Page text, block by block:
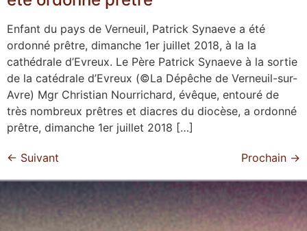
Enfant du pays de Verneuil, Patrick Synaeve a été
ordonné prêtre, dimanche 1er juillet 2018, à la la
cathédrale d’Evreux. Le Père Patrick Synaeve à la sortie
de la catédrale d’Evreux (©La Dépêche de Verneuil-sur-
Avre) Mgr Christian Nourrichard, évêque, entouré de
très nombreux prêtres et diacres du diocèse, a ordonné
prêtre, dimanche 1er juillet 2018 […]
← Suivant Prochain →